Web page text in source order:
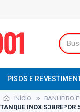
PISOS E
INÍCIO BANHEIRO
TANQUE INOX